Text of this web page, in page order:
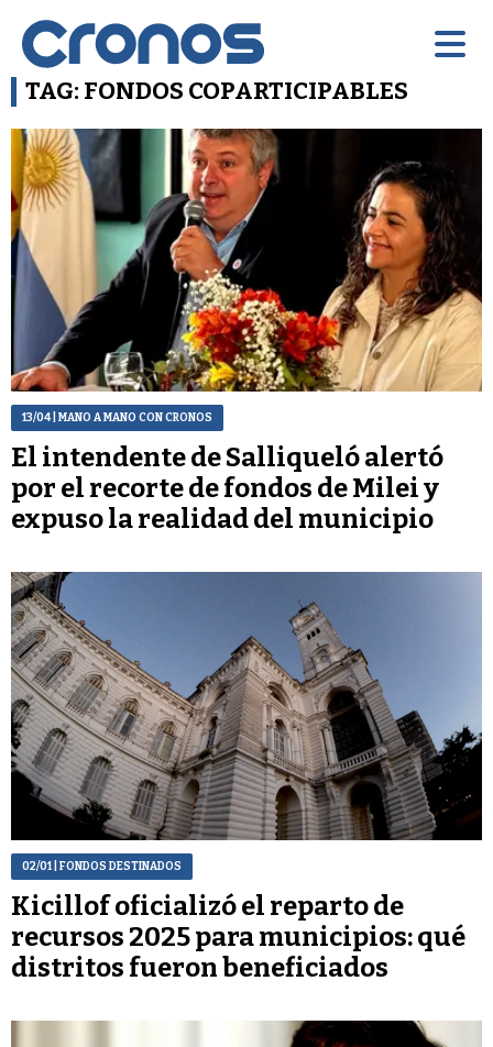
TAG: FONDOS COPARTICIPABLES
13/04| MANO A MANO CON CRONOS
El intendente de Salliqueló alertó
por el recorte de fondos de Milei y
expuso la realidad del municipio
02/01| FONDOS DESTINADOS
Kicillof oficializó el reparto de
recursos 2025 para municipios: qué
distritos fueron beneficiados